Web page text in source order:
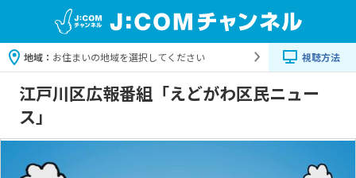
地域： お住まいの地域を選択してください 視聴方法
江戸川区広報番組「えどがわ区民ニュー
ス」